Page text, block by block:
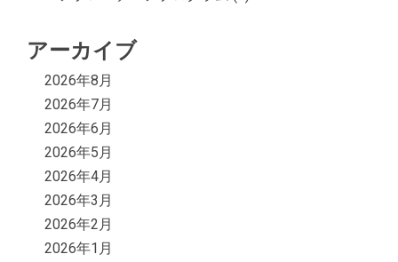
アーカイブ
2026年8月
2026年7月
2026年6月
2026年5月
2026年4月
2026年3月
2026年2月
2026年1月